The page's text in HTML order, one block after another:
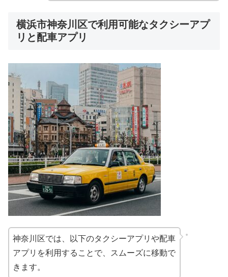
横浜市神奈川区で利用可能なタクシーアプ
リと配車アプリ
神奈川区では、以下のタクシーアプリや配車
アプリを利用することで、スムーズに移動で
きます。